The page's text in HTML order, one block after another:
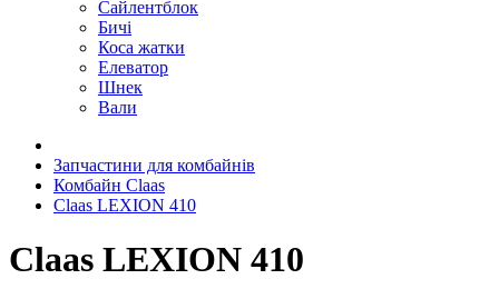
Сайлентблок
Бичі
Коса жатки
Елеватор
Шнек
Вали
Запчастини для комбайнів
Комбайн Claas
Claas LEXION 410
Claas LEXION 410